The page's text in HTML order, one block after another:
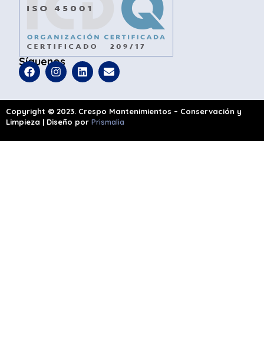
Síguenos
Copyright © 2023. Crespo Mantenimientos – Conservación y
Limpieza | Diseño por Prismalia